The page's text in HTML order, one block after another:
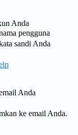
Anda
pengguna
sandi Anda
Anda
ke email Anda.